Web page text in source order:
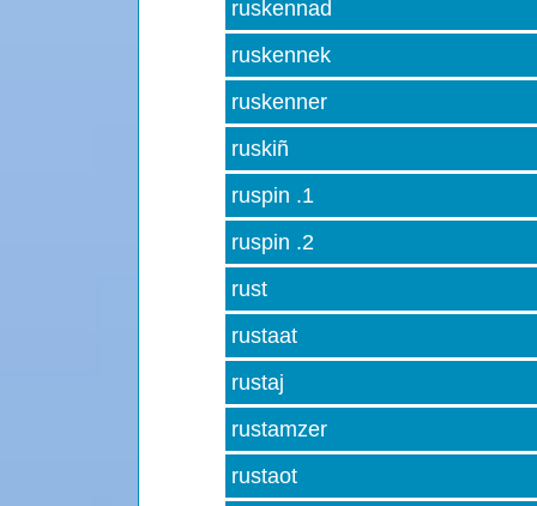
ruskennad
ruskennek
ruskenner
ruskiñ
ruspin .1
ruspin .2
rust
rustaat
rustaj
rustamzer
rustaot